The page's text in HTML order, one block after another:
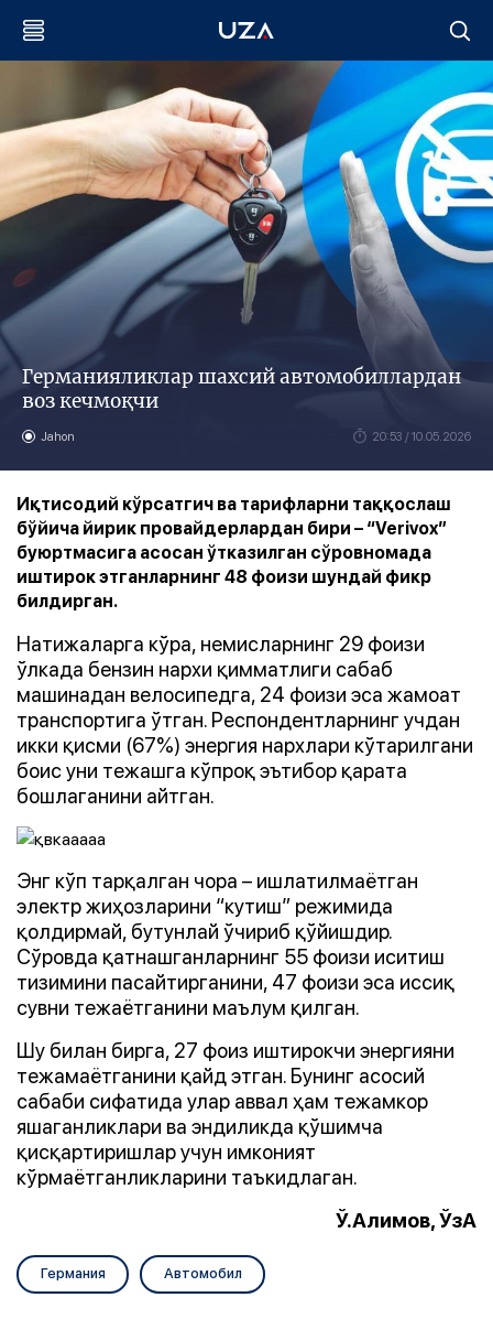
Германияликлар шахсий автомобиллардан
воз кечмоқчи
Jahon 20:53 / 10.05.2026
Иқтисодий кўрсатгич ва тарифларни таққослаш
бўйича йирик провайдерлардан бири – “Verivox”
буюртмасига асосан ўтказилган сўровномада
иштирок этганларнинг 48 фоизи шундай фикр
билдирган.
Натижаларга кўра, немисларнинг 29 фоизи
ўлкада бензин нархи қимматлиги сабаб
машинадан велосипедга, 24 фоизи эса жамоат
транспортига ўтган. Респондентларнинг учдан
икки қисми (67%) энергия нархлари кўтарилгани
боис уни тежашга кўпроқ эътибор қарата
бошлаганини айтган.
Энг кўп тарқалган чора – ишлатилмаётган
электр жиҳозларини “кутиш” режимида
қолдирмай, бутунлай ўчириб қўйишдир.
Сўровда қатнашганларнинг 55 фоизи иситиш
тизимини пасайтирганини, 47 фоизи эса иссиқ
сувни тежаётганини маълум қилган.
Шу билан бирга, 27 фоиз иштирокчи энергияни
тежамаётганини қайд этган. Бунинг асосий
сабаби сифатида улар аввал ҳам тежамкор
яшаганликлари ва эндиликда қўшимча
қисқартиришлар учун имконият
кўрмаётганликларини таъкидлаган.
Ў.Алимов, ЎзА
Германия Автомобил